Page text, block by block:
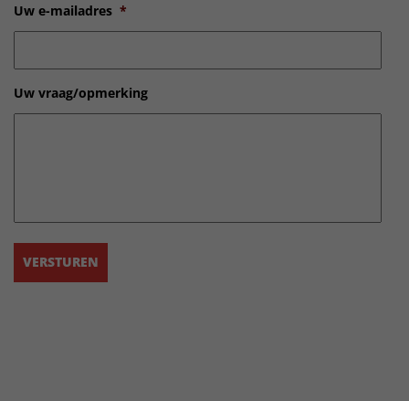
Uw e-mailadres *
Uw vraag/opmerking